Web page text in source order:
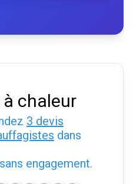
à chaleur
3 devis
dans
engagement.